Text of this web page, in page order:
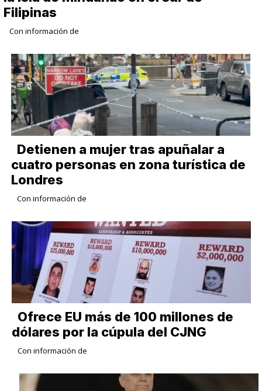
Filipinas
Con información de
Detienen a mujer tras apuñalar a
cuatro personas en zona turística de
Londres
Con información de
Ofrece EU más de 100 millones de
dólares por la cúpula del CJNG
Con información de